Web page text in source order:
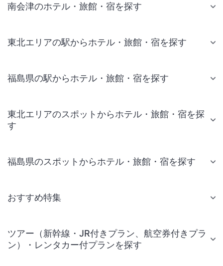
南会津のホテル・旅館・宿を探す
東北エリアの駅からホテル・旅館・宿を探す
福島県の駅からホテル・旅館・宿を探す
東北エリアのスポットからホテル・旅館・宿を探
す
福島県のスポットからホテル・旅館・宿を探す
おすすめ特集
ツアー（新幹線・JR付きプラン、航空券付きプラ
ン）・レンタカー付プランを探す